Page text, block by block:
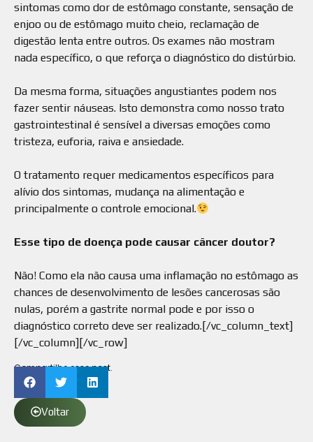
sintomas como dor de estômago constante, sensação de
enjoo ou de estômago muito cheio, reclamação de
digestão lenta entre outros. Os exames não mostram
nada específico, o que reforça o diagnóstico do distúrbio.
Da mesma forma, situações angustiantes podem nos
fazer sentir náuseas. Isto demonstra como nosso trato
gastrointestinal é sensível a diversas emoções como
tristeza, euforia, raiva e ansiedade.
O tratamento requer medicamentos específicos para
alívio dos sintomas, mudança na alimentação e
principalmente o controle emocional.
Esse tipo de doença pode causar câncer doutor?
Não! Como ela não causa uma inflamação no estômago as
chances de desenvolvimento de lesões cancerosas são
nulas, porém a gastrite normal pode e por isso o
diagnóstico correto deve ser realizado.[/vc_column_text]
[/vc_column][/vc_row]
Compartilhe esse post.
Voltar